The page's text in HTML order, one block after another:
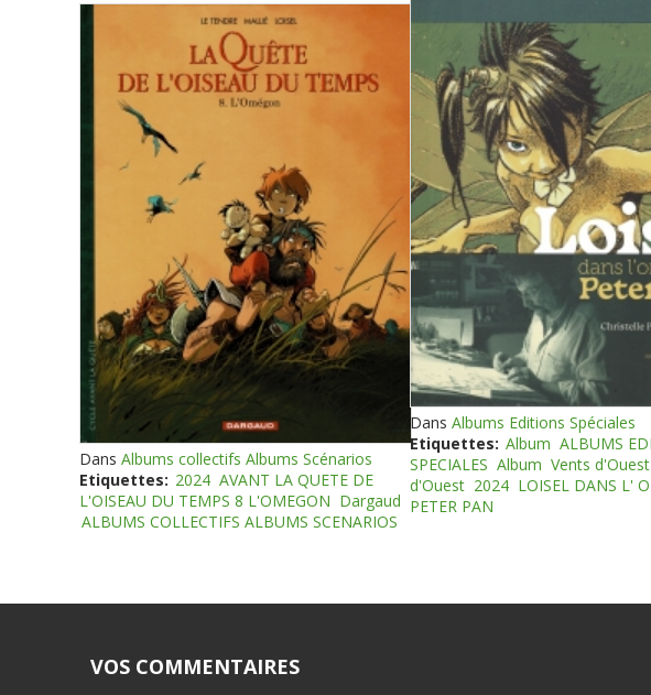
Dans Albums collectifs Albums Scénarios
Etiquettes: 2024 AVANT LA QUETE DE
L'OISEAU DU TEMPS 8 L'OMEGON Dargaud
ALBUMS COLLECTIFS ALBUMS SCENARIOS
Dans Albums Editions Spéciales
Etiquettes: Album ALBUMS
SPECIALES Album Vents d'Ouest
d'Ouest 2024 LOISEL DANS L'
PETER PAN
VOS COMMENTAIRES